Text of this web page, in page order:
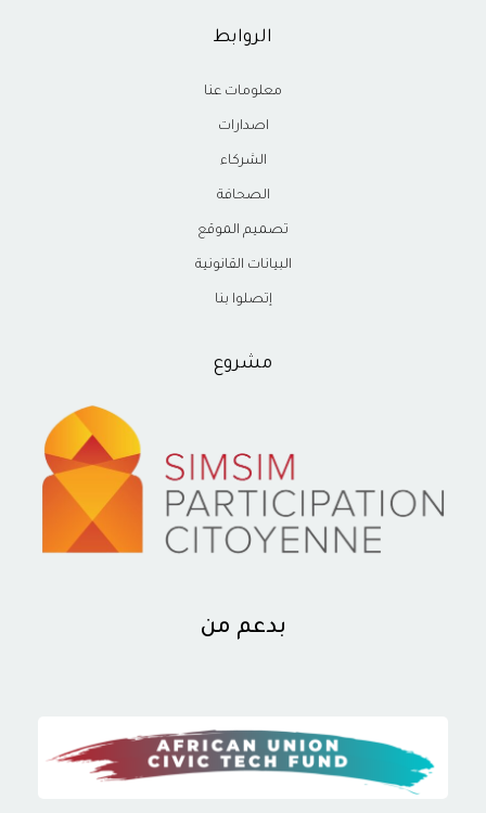
الروابط
معلومات عنا
اصدارات
الشركاء
الصحافة
تصميم الموقع
البيانات القانونية
إتصلوا بنا
مشروع
بدعم من